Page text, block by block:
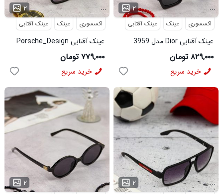
۲ ...
اکسسوری عینک عینک آفتابی
عینک آفتابی Porsche_Design
مدل 3960
۷۷۹,۰۰۰ تومان
خرید سریع
۲ ...
اکسسوری عینک عینک آفتابی
عینک آفتابی Dior مدل 3959
۸۲۹,۰۰۰ تومان
خرید سریع
۲ ... ۲ ...